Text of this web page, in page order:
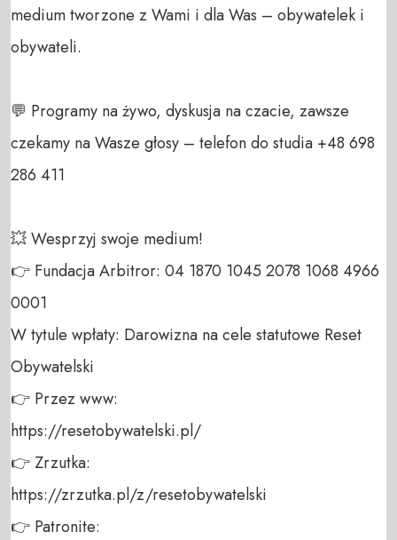
medium tworzone z Wami i dla Was – obywatelek i
obywateli.
💬 Programy na żywo, dyskusja na czacie, zawsze
czekamy na Wasze głosy – telefon do studia +48 698
286 411
💥 Wesprzyj swoje medium!
👉 Fundacja Arbitror: 04 1870 1045 2078 1068 4966
0001
W tytule wpłaty: Darowizna na cele statutowe Reset
Obywatelski
👉 Przez www:
https://resetobywatelski.pl/
👉 Zrzutka:
https://zrzutka.pl/z/resetobywatelski
👉 Patronite: